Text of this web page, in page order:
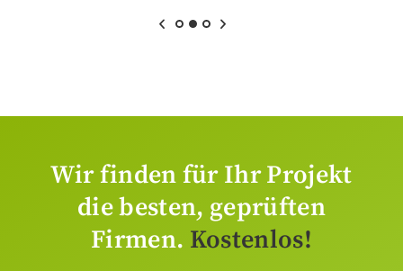
Wir finden für Ihr Projekt
die besten, geprüften
Firmen. Kostenlos!